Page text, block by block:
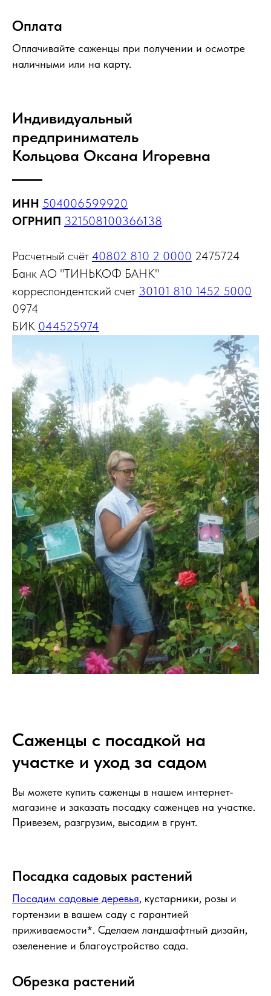
Оплата
Оплачивайте саженцы при получении и осмотре
наличными или на карту.
Индивидуальный
предприниматель
Кольцова Оксана Игоревна
ИНН 504006599920
ОГРНИП 321508100366138
Расчетный счёт 40802 810 2 0000 2475724
Банк АО "ТИНЬКОФ БАНК"
корреспондентский счет 30101 810 1452 5000
0974
БИК 044525974
Саженцы с посадкой на
участке и уход за садом
Вы можете купить саженцы в нашем интернет-
магазине и заказать посадку саженцев на участке.
Привезем, разгрузим, высадим в грунт.
Посадка садовых растений
Посадим садовые деревья, кустарники, розы и
гортензии в вашем саду с гарантией
приживаемости*. Сделаем ландшафтный дизайн,
озеленение и благоустройство сада.
Обрезка растений